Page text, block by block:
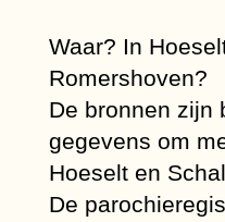
Waar? In
Romershoven?
De bronnen zijn
gegevens om
Hoeselt en
De